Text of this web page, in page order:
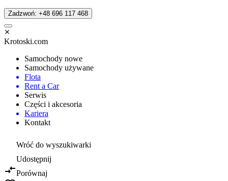
Zadzwoń: +48 696 117 468
Krotoski.com
Samochody nowe
Samochody używane
Flota
Rent a Car
Serwis
Części i akcesoria
Kariera
Kontakt
Wróć do wyszukiwarki
Udostępnij
Porównaj